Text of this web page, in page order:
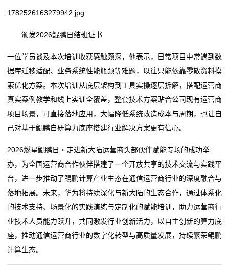
1782526163279942.jpg
颁发2026鲲鹏日结班证书
一位学员谈及本次培训收获感触颇深，他表示，日常项目中常遇到数
据库迁移适配、业务系统性能瓶颈等难题，以往只能依靠零散资料摸
索优化方案。本次培训从底层架构到工具实操逐层拆解，搭配运营商
真实案例教学和线上实训全覆盖，整套技术方案贴合公司现有运营商
项目场景，可直接落地应用，大幅降低系统改造成本与周期，也让自
己对基于鲲鹏自研算力底座搭建行业解决方案更有信心。
2026燃星鲲鹏日・走进新大陆运营商头部伙伴赋能专场的成功举
办，为全国运营商合作伙伴搭建了一个开放共享的技术交流与实践平
台，进一步推动了鲲鹏计算产业生态在通信运营商行业的深度融合与
落地拓展。未来，华为将持续深化与新大陆的生态合作，通过体系化
的技术支持、场景化的实践演练与定制化的赋能培训，助力运营商行
业技术人员能力跃升，共同激发行业创新活力，以自主创新的算力底
座，推动通信运营商行业的数字化转型与高质量发展，持续繁荣鲲鹏
计算生态。